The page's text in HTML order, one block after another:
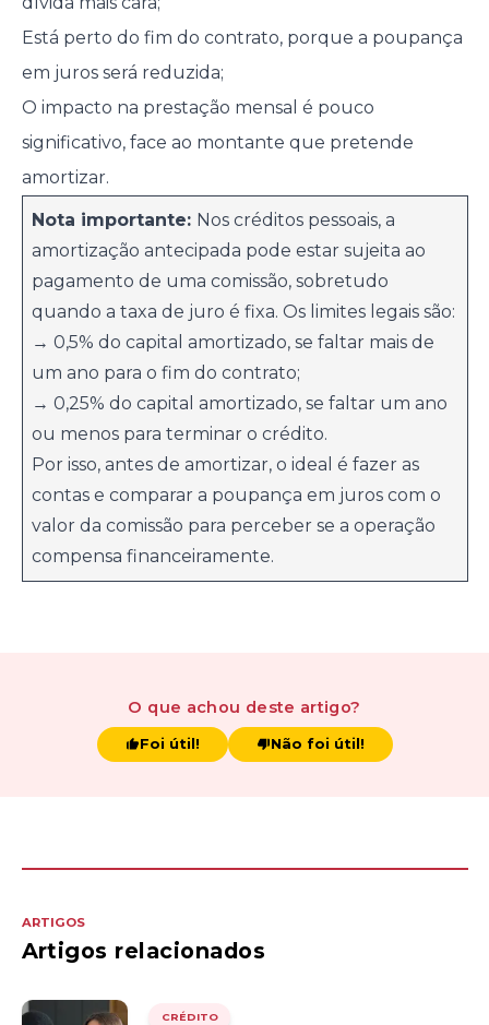
Está perto do fim do contrato, porque a poupança
em juros será reduzida;
O impacto na prestação mensal é pouco
significativo, face ao montante que pretende
amortizar.
Nota importante: Nos créditos pessoais, a
amortização antecipada pode estar sujeita ao
pagamento de uma comissão, sobretudo
quando a taxa de juro é fixa. Os limites legais são:
→ 0,5% do capital amortizado, se faltar mais de
um ano para o fim do contrato;
→ 0,25% do capital amortizado, se faltar um ano
ou menos para terminar o crédito.
Por isso, antes de amortizar, o ideal é fazer as
contas e comparar a poupança em juros com o
valor da comissão para perceber se a operação
compensa financeiramente.
O que achou deste artigo?
Foi útil! Não foi útil!
ARTIGOS
Artigos relacionados
CRÉDITO